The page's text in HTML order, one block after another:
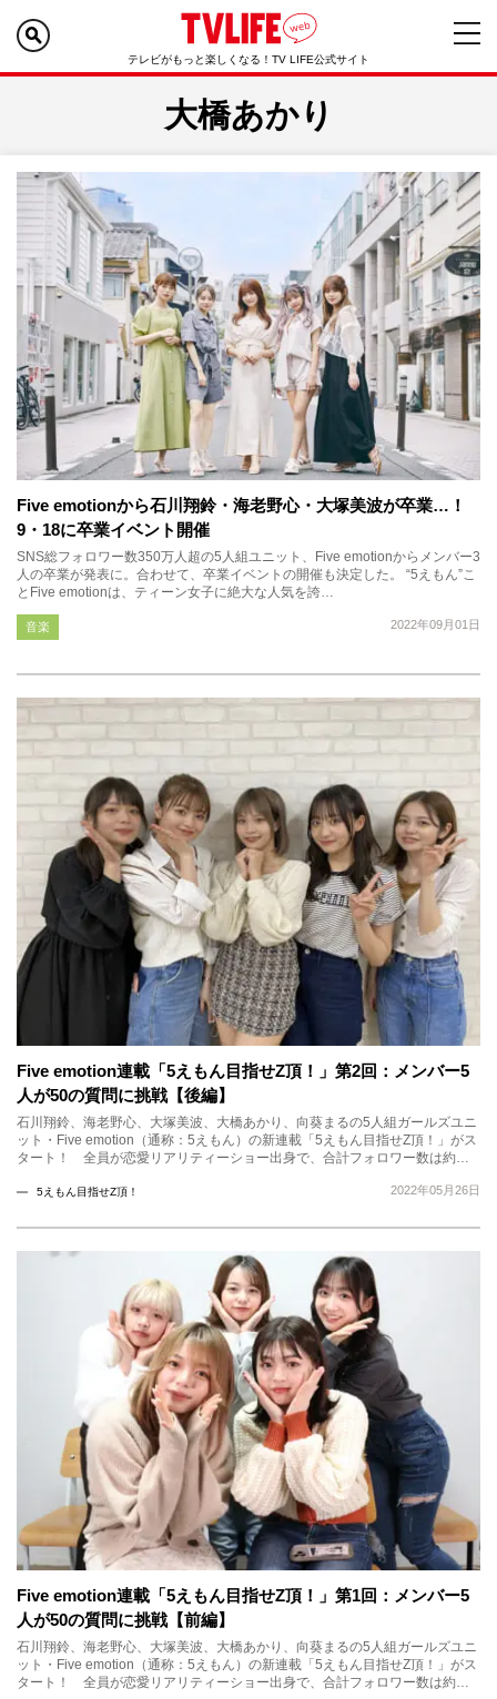
テレビがもっと楽しくなる！TV LIFE公式サイト
大橋あかり
Five emotionから石川翔鈴・海老野心・大塚美波が卒業…！
9・18に卒業イベント開催
SNS総フォロワー数350万人超の5人組ユニット、Five emotionからメンバー3
人の卒業が発表に。合わせて、卒業イベントの開催も決定した。 “5えもん”こ
とFive emotionは、ティーン女子に絶大な人気を誇…
2022年09月01日
音楽
Five emotion連載「5えもん目指せZ頂！」第2回：メンバー5
人が50の質問に挑戦【後編】
石川翔鈴、海老野心、大塚美波、大橋あかり、向葵まるの5人組ガールズユニ
ット・Five emotion（通称：5えもん）の新連載「5えもん目指せZ頂！」がス
タート！ 全員が恋愛リアリティーショー出身で、合計フォロワー数は約…
2022年05月26日
5えもん目指せZ頂！
Five emotion連載「5えもん目指せZ頂！」第1回：メンバー5
人が50の質問に挑戦【前編】
石川翔鈴、海老野心、大塚美波、大橋あかり、向葵まるの5人組ガールズユニ
ット・Five emotion（通称：5えもん）の新連載「5えもん目指せZ頂！」がス
タート！ 全員が恋愛リアリティーショー出身で、合計フォロワー数は約…